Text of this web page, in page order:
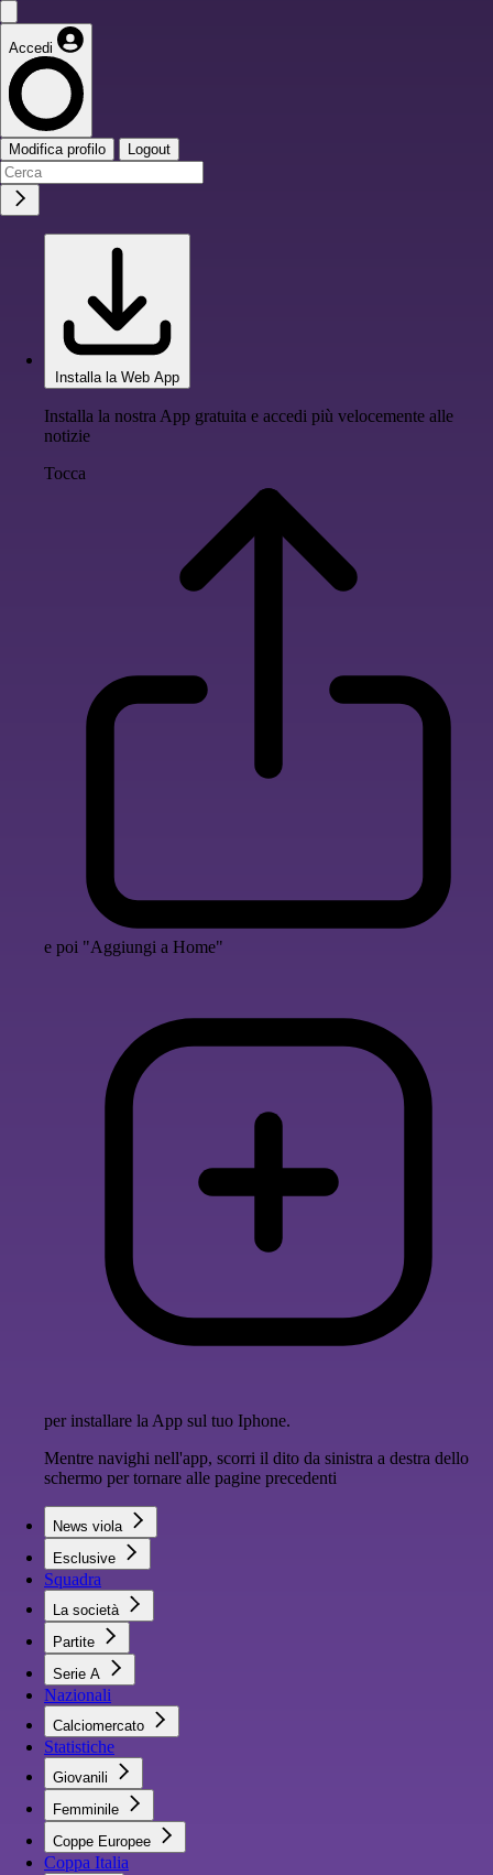
Accedi
Modifica profilo Logout
Installa la Web App
Installa la nostra App gratuita e accedi più velocemente alle
notizie
Tocca
e poi "Aggiungi a Home"
per installare la App sul tuo Iphone.
Mentre navighi nell'app, scorri il dito da sinistra a destra dello
schermo per tornare alle pagine precedenti
News viola
Esclusive
Squadra
La società
Partite
Serie A
Nazionali
Calciomercato
Statistiche
Giovanili
Femminile
Coppe Europee
Coppa Italia